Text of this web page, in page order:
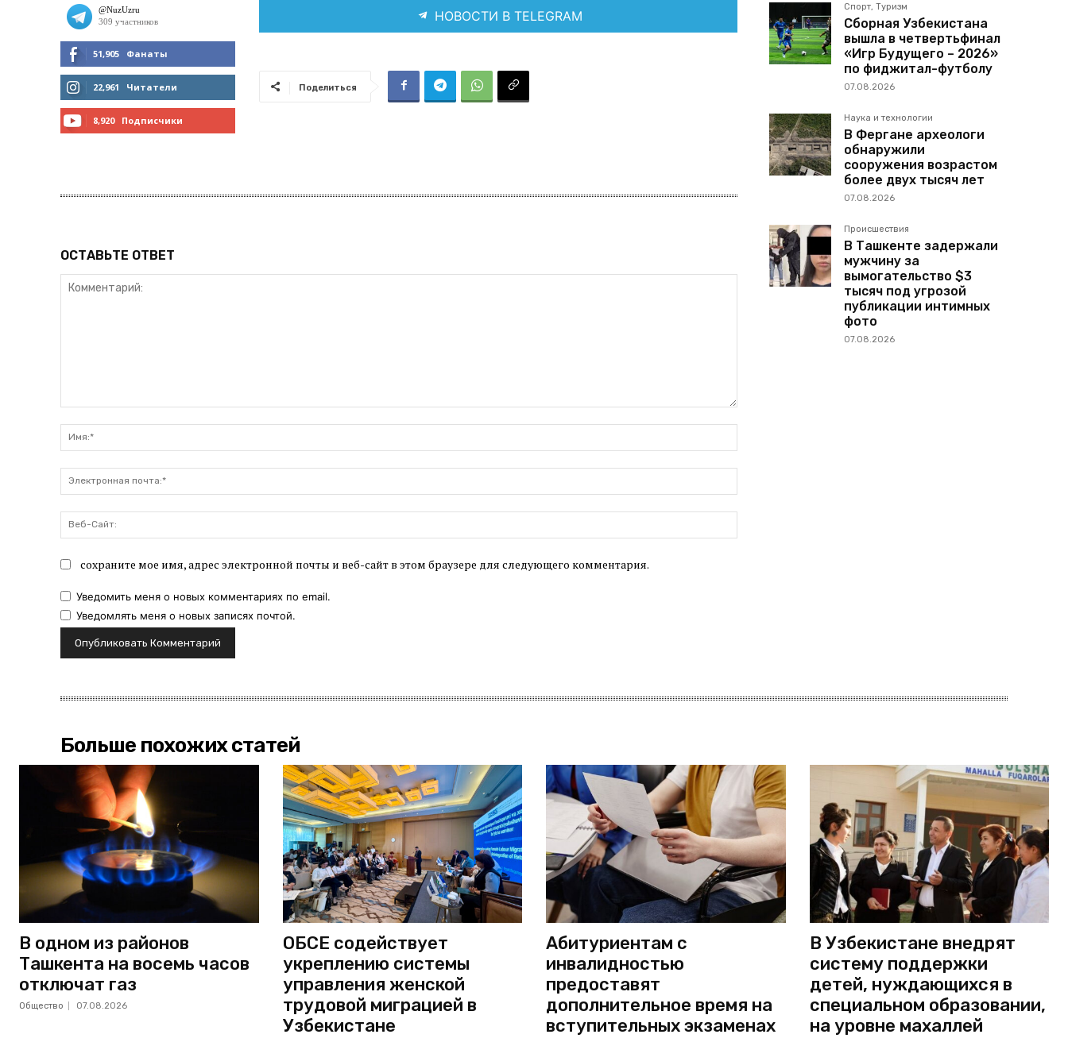
51,905 Фанаты
МНЕ НРАВИТСЯ
22,961 Читатели
8,920 Подписчики
НОВОСТИ В TELEGRAM
Поделиться
ОСТАВЬТЕ ОТВЕТ
почта:*
Сайт:
сохраните мое имя, адрес электронной почты и веб-сайт в этом браузере для следующего комментария.
Уведомить меня о новых комментариях по email.
Уведомлять меня о новых записях почтой.
Спорт, Туризм
Сборная Узбекистана
вышла в четвертьфинал
«Игр Будущего – 2026»
по фиджитал-футболу
07.08.2026
Наука и технологии
В Фергане археологи
обнаружили
сооружения возрастом
более двух тысяч лет
07.08.2026
Происшествия
В Ташкенте задержали
мужчину за
вымогательство $3
тысяч под угрозой
публикации интимных
фото
07.08.2026
Больше похожих статей
В одном из районов
Ташкента на восемь часов
отключат газ
Общество 07.08.2026
ОБСЕ содействует
укреплению системы
управления женской
трудовой миграцией в
Узбекистане
Абитуриентам с
инвалидностью
предоставят
дополнительное время на
вступительных экзаменах
В Узбекистане внедрят
систему поддержки
детей, нуждающихся в
специальном образовании,
на уровне махаллей